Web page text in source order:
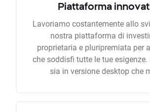
Piattaforma
Lavoriamo costantemente allo
nostra piattaforma di
proprietaria e pluripremiata per
che soddisfi tutte le tue
sia in versione desktop che